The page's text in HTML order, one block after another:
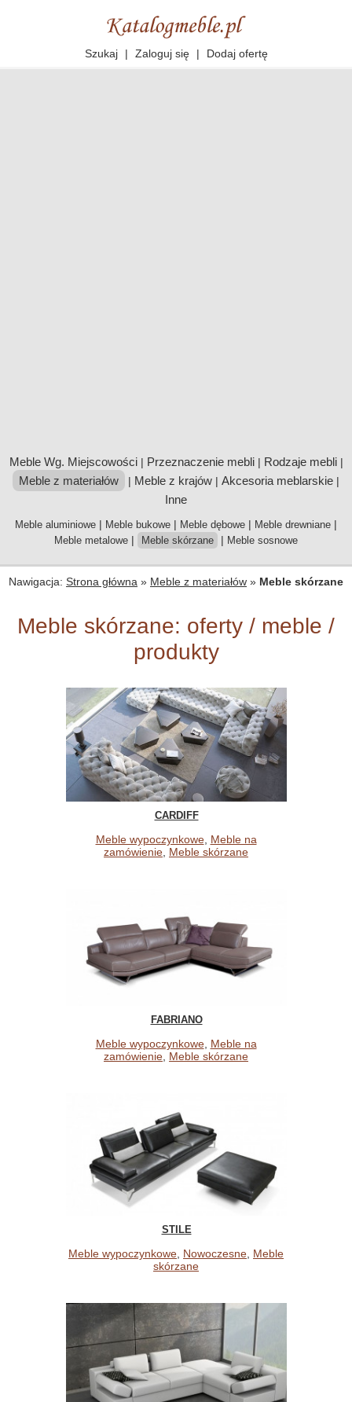
Szukaj | Zaloguj się | Dodaj ofertę
Meble Wg. Miejscowości| Przeznaczenie mebli| Rodzaje mebli|
Meble z materiałów | Meble z krajów | Akcesoria meblarskie |
Inne
Meble aluminiowe | Meble bukowe | Meble dębowe | Meble drewniane |
Meble metalowe | Meble skórzane | Meble sosnowe
Nawigacja: Strona główna » Meble z materiałów » Meble skórzane
Meble skórzane: oferty / meble /
produkty
CARDIFF
Meble wypoczynkowe, Meble na
zamówienie Meble skórzane
FABRIANO
Meble wypoczynkowe, Meble na
zamówienie Meble skórzane
STILE
Meble wypoczynkowe Nowoczesne Meble
skórzane